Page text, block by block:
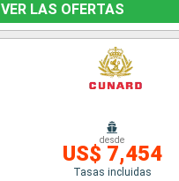
VER LAS OFERTAS
desde
US$ 7,454
Tasas incluidas